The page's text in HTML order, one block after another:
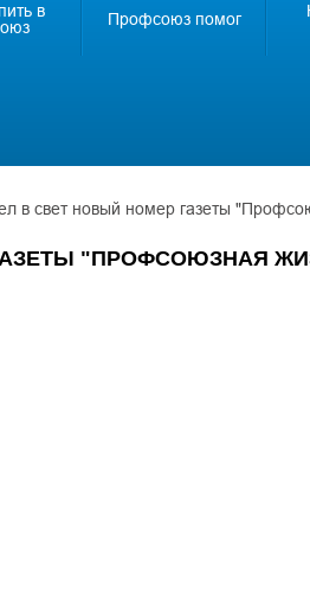
в
Профсоюз помог
в свет новый номер газеты
"ПРОФСОЮЗНАЯ